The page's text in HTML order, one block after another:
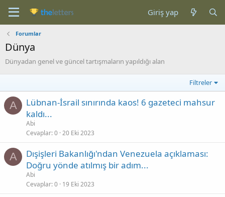
Giriş yap
Forumlar
Dünya
Dünyadan genel ve güncel tartışmaların yapıldığı alan
Filtreler
A
Lübnan-İsrail sınırında kaos! 6 gazeteci mahsur
kaldı...
Abi
Cevaplar 0 20 Eki 2023
A
Dışişleri Bakanlığı'ndan Venezuela açıklaması:
Doğru yönde atılmış bir adım...
Abi
Cevaplar 0 19 Eki 2023